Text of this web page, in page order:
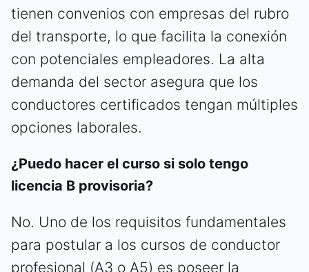
tienen convenios con empresas del rubro
del transporte, lo que facilita la conexión
con potenciales empleadores. La alta
demanda del sector asegura que los
conductores certificados tengan múltiples
opciones laborales.
¿Puedo hacer el curso si solo tengo
licencia B provisoria?
No. Uno de los requisitos fundamentales
para postular a los cursos de conductor
profesional (A3 o A5) es poseer la